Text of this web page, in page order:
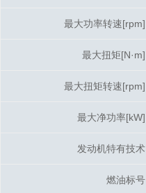
最大功率转速[rpm]
最大扭矩[N·m]
最大扭矩转速[rpm]
最大净功率[kW]
发动机特有技术
燃油标号
最大功率转速[rpm]
最大扭矩[N·m]
最大扭矩转速[rpm]
最大净功率[kW]
发动机特有技术
燃油标号